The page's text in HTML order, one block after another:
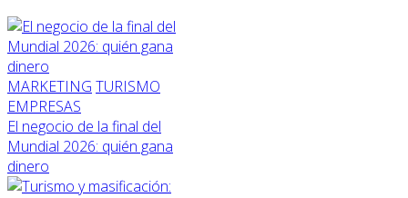
MARKETING TURISMO
EMPRESAS
El negocio de la final del
Mundial 2026: quién gana
dinero